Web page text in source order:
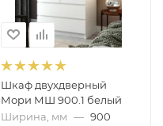
Шкаф двухдверный
Мори МШ 900.1 белый
Ширина, мм — 900